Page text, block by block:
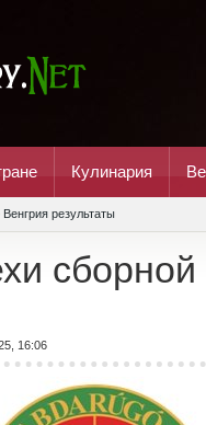
Кулинария
Венгрия результаты
сборной
16:06